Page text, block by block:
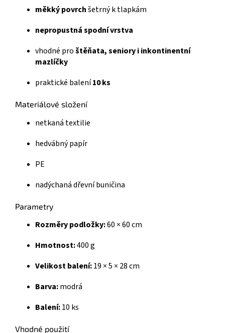
měkký povrchšetrný k tlapkám
nepropustná spodní vrstva
vhodné proštěňata, seniory i inkontinentní
mazlíčky
praktické balení10 ks
Materiálové složení
netkaná textilie
hedvábný papír
PE
nadýchaná dřevní buničina
Parametry
Rozměry podložky:60 × 60 cm
Hmotnost:400 g
Velikost balení:19 × 5 × 28 cm
Barva:modrá
Balení:10 ks
Vhodné použití